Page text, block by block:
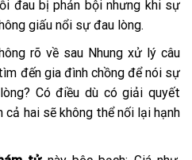
đau bị phản bội nhưng khi sự
giấu nổi sự đau lòng.
rõ về sau Nhung xử lý câu
đến gia đình chồng để nói sự
Có điều dù có giải quyết
cả hai sẽ không thể nối lại hạnh